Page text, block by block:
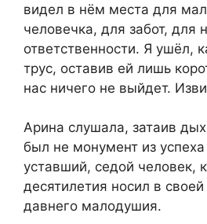
видел в нём места для
человечка, для забот, для
ответственности. Я ушёл,
трус, оставив ей лишь
нас ничего не выйдет.
Арина слушала, затаив
был не монумент из успеха
уставший, седой человек,
десятилетия носил в
давнего малодушия.